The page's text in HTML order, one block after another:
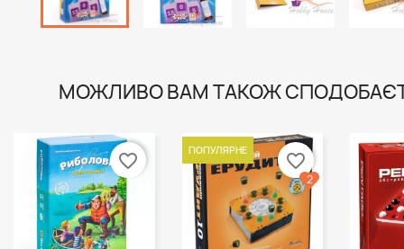
МОЖЛИВО ВАМ ТАКОЖ
favorite_border
ПОПУЛЯРНЕ
favorite_border
2